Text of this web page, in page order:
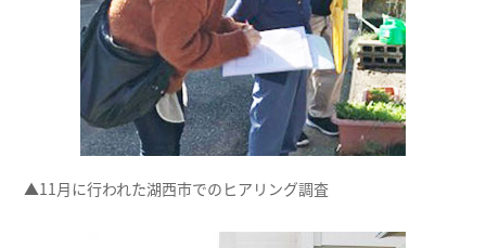
▲11月に行われた湖西市でのヒアリング調査